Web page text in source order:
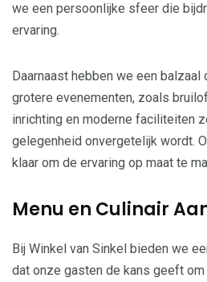
we een persoonlijke sfeer die
ervaring.
Daarnaast hebben we een
grotere evenementen, zoals
inrichting en moderne faciliteiten
gelegenheid onvergetelijk wordt.
klaar om de ervaring op maat te
Menu en Culinair
Bij Winkel van Sinkel bieden we
dat onze gasten de kans geeft